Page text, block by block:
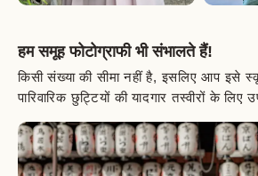
हम समूह फोटोग्राफी भी संभालते हैं!
किसी संख्या की सीमा नहीं है, इसलिए आप इसे
पारिवारिक छुट्टियों की यादगार तस्वीरों के